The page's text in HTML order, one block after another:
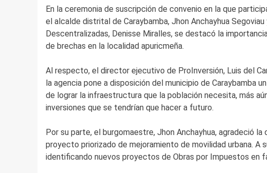
En la ceremonia de suscripción de convenio en la que
el alcalde distrital de Caraybamba, Jhon Anchayhua
Descentralizadas, Denisse Miralles, se destacó la
de brechas en la localidad apuricmeña.
Al respecto, el director ejecutivo de ProInversión, Luis del
la agencia pone a disposición del municipio de Caraybamba
de lograr la infraestructura que la población necesita, más
inversiones que se tendrían que hacer a futuro.
Por su parte, el burgomaestre, Jhon Anchayhua, agradeció
proyecto priorizado de mejoramiento de movilidad urbana. A
identificando nuevos proyectos de Obras por Impuestos en